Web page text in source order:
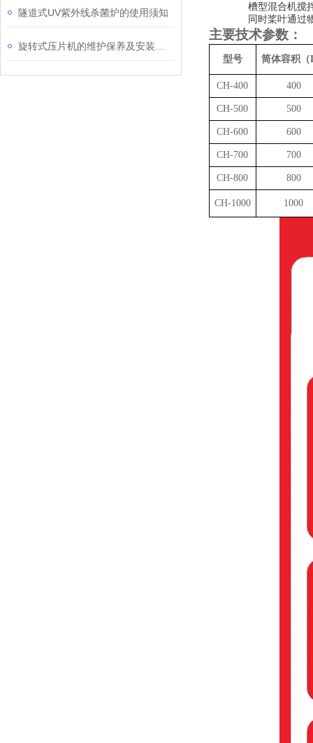
隧道式UV紫外线杀菌炉的使用须知
槽型混合机搅
同时桨叶通过
主要技术参数：
型号 筒体容积（
CH-400 400
CH-500 500
CH-600 600
CH-700 700
CH-800 800
CH-1000 1000